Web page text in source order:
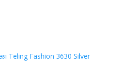
Teling Fashion 3630 Silver